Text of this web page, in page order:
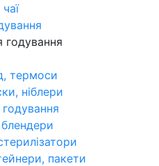
годування
термоси
ніблери
пакети